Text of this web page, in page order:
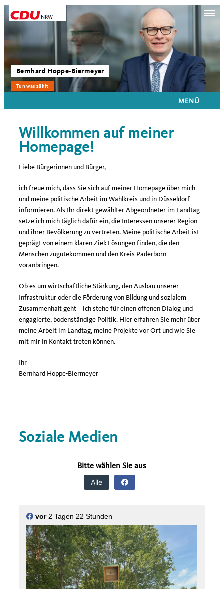
Bernhard Hoppe-Biermeyer
Tun was zählt
MENÜ
Willkommen auf meiner
Homepage!
Liebe Bürgerinnen und Bürger,
ich freue mich, dass Sie sich auf meiner Homepage über mich
und meine politische Arbeit im Wahlkreis und in Düsseldorf
informieren. Als Ihr direkt gewählter Abgeordneter im Landtag
setze ich mich täglich dafür ein, die Interessen unserer Region
und ihrer Bevölkerung zu vertreten. Meine politische Arbeit ist
geprägt von einem klaren Ziel: Lösungen finden, die den
Menschen zugutekommen und den Kreis Paderborn
voranbringen.
Ob es um wirtschaftliche Stärkung, den Ausbau unserer
Infrastruktur oder die Förderung von Bildung und sozialem
Zusammenhalt geht – ich stehe für einen offenen Dialog und
engagierte, bodenständige Politik. Hier erfahren Sie mehr über
meine Arbeit im Landtag, meine Projekte vor Ort und wie Sie
mit mir in Kontakt treten können.
Ihr
Bernhard Hoppe-Biermeyer
Soziale Medien
Bitte wählen Sie aus
Alle
vor2 Tagen 22 Stunden